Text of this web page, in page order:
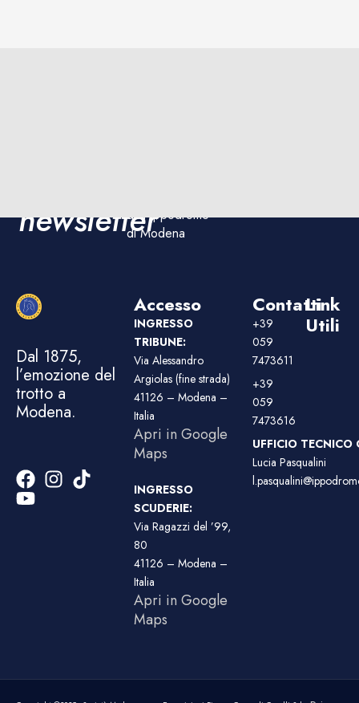
newsletterdell'Ippodromo
di Modena
Dal 1875,
l’emozione del
trotto a
Modena.
Accesso
INGRESSO
TRIBUNE:
Via Alessandro
Argiolas (fine strada)
41126 – Modena –
Italia
Apri in Google
Maps
INGRESSO
SCUDERIE:
Via Ragazzi del ’99,
80
41126 – Modena –
Italia
Apri in Google
Maps
Contatti
+39
059
7473611
+39
059
7473616
UFFICIO TECNICO
Lucia Pasqualini
Link
Utili